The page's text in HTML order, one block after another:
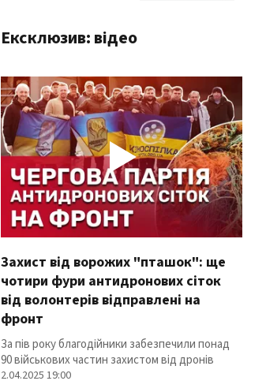
Ексклюзив: відео
Захист від ворожих "пташок": ще
чотири фури антидронових сіток
від волонтерів відправлені на
фронт
За пів року благодійники забезпечили понад
90 військових частин захистом від дронів
2.04.2025 19:00